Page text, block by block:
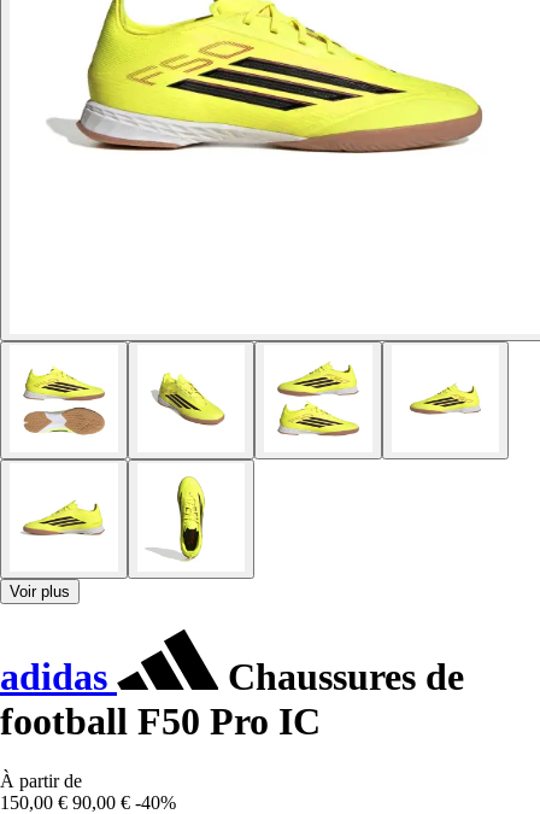
Voir plus
adidas
Chaussures de
football F50 Pro IC
À partir de
150,00 € 90,00 € -40%